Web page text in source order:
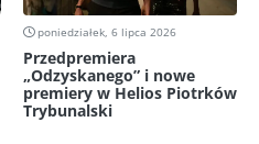
poniedziałek, 6 lipca 2026
Przedpremiera
„Odzyskanego” i nowe
premiery w Helios Piotrków
Trybunalski